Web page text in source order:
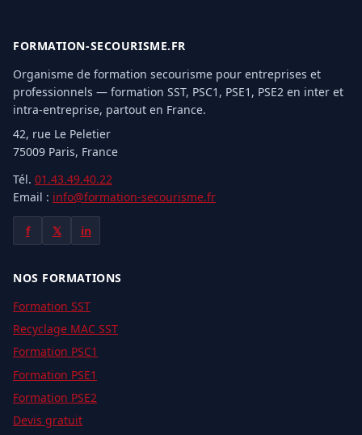
FORMATION-SECOURISME.FR
Organisme de formation secourisme pour entreprises et
professionnels — formation SST, PSC1, PSE1, PSE2 en inter et
intra-entreprise, partout en France.
42, rue Le Peletier
75009 Paris, France
Tél. 01.43.49.40.22
Email : info@formation-secourisme.fr
f 𝕏 in
NOS FORMATIONS
Formation SST
Recyclage MAC SST
Formation PSC1
Formation PSE1
Formation PSE2
Devis gratuit